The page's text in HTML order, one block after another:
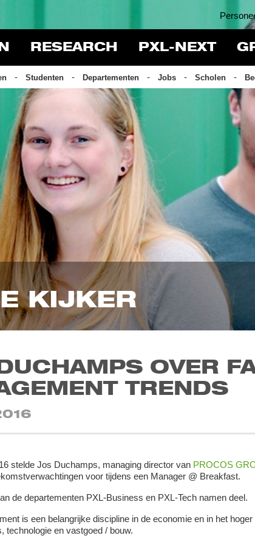
RESEARCH PXL-NEXT
Studenten Departementen Jobs Scholen
KIJKER
OVER
TRENDS
stelde Jos Duchamps, managing director van PROCOS
voor tijdens een Manager @ Breakfast.
de departementen PXL-Business en PXL-Tech namen deel.
is een belangrijke discipline in de economie en in het
technologie en vastgoed / bouw.